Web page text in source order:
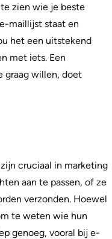
zien wie je beste
maillijst staat en
het een uitstekend
met iets. Een
graag willen, doet
cruciaal in marketing
aan te passen, of ze
verzonden. Hoewel
te weten wie hun
genoeg, vooral bij e-